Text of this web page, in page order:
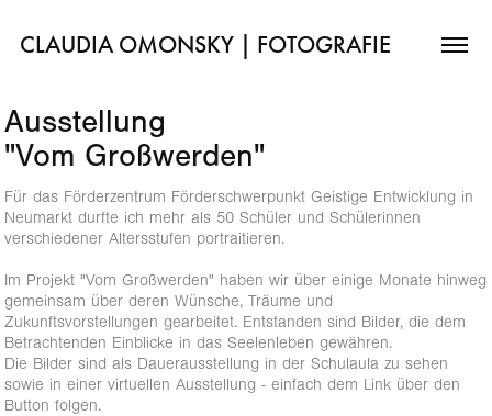
CLAUDIA OMONSKY | FOTOGRAFIE
Ausstellung
"Vom Großwerden"
Für das Förderzentrum Förderschwerpunkt Geistige Entwicklung in
Neumarkt durfte ich mehr als 50 Schüler und Schülerinnen
verschiedener Altersstufen portraitieren.
Im Projekt "Vom Großwerden" haben wir über einige Monate hinweg
gemeinsam über deren Wünsche, Träume und
Zukunftsvorstellungen gearbeitet. Entstanden sind Bilder, die dem
Betrachtenden Einblicke in das Seelenleben gewähren.
Die Bilder sind als Dauerausstellung in der Schulaula zu sehen
sowie in einer virtuellen Ausstellung - einfach dem Link über den
Button folgen.